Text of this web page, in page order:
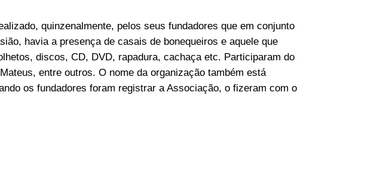
quinzenalmente, pelos seus fundadores que em conjunto
havia a presença de casais de bonequeiros e aquele que
discos, CD, DVD, rapadura, cachaça etc. Participaram do
entre outros. O nome da organização também está
os fundadores foram registrar a Associação, o fizeram com o